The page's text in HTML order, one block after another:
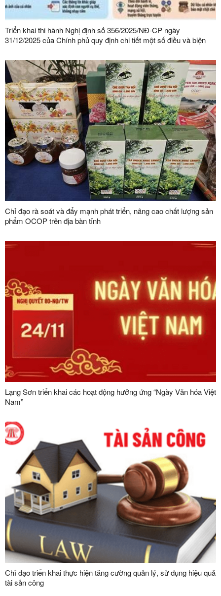
Triển khai thi hành Nghị định số 356/2025/NĐ-CP ngày
31/12/2025 của Chính phủ quy định chi tiết một số điều và biện
Sơn
Chỉ đạo rà soát và đẩy mạnh phát triển, nâng cao chất lượng sản
phẩm OCOP trên địa bàn tỉnh
Lạng Sơn triển khai các hoạt động hưởng ứng “Ngày Văn hóa Việt
Nam”
Chỉ đạo triển khai thực hiện tăng cường quản lý, sử dụng hiệu quả
tài sản công